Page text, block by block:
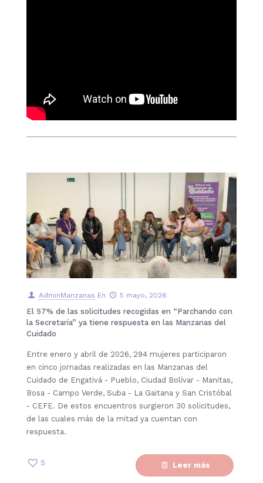
AdminManzanas En 5 mayo, 2026
El 57% de las solicitudes recogidas en “Parchando con
la Secretaría” ya tiene respuesta en las Manzanas del
Cuidado
Entre enero y abril de 2026, 294 mujeres participaron
en cinco jornadas realizadas en las Manzanas del
Cuidado de Engativá - Pueblo, Ciudad Bolívar - Manitas,
Bosa - Campo Verde, Suba - La Gaitana y San Cristóbal
- CEFE. De estos encuentros surgieron 30 solicitudes,
de las cuales más de la mitad ya cuentan con
respuesta.
5 Leer más